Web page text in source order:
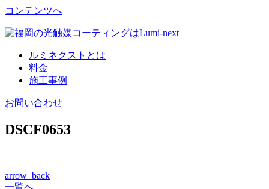
コンテンツへ
ルミネクストとは
料金
施工事例
お問い合わせ
DSCF0653
arrow_back
一覧へ